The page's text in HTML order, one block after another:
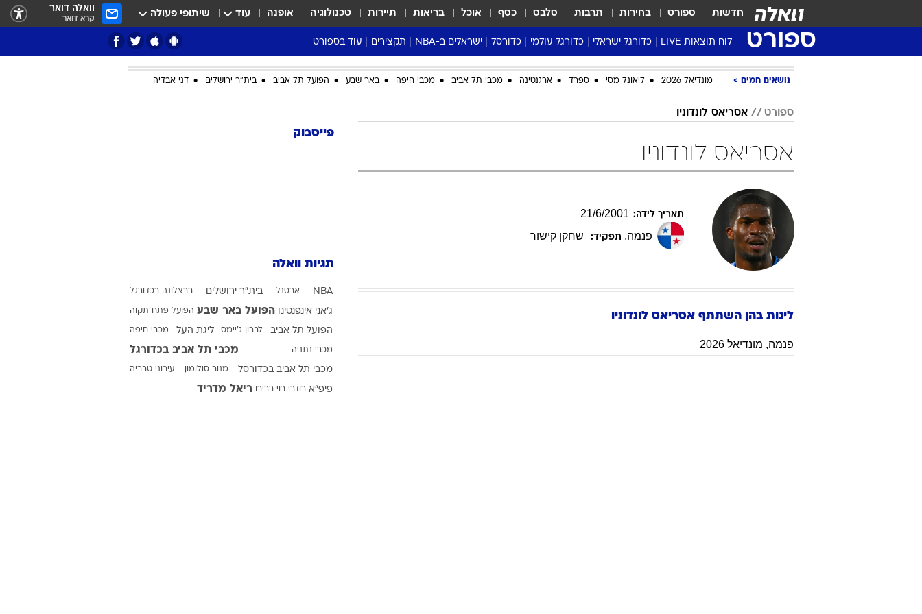
חדשות ספורט בחירות תרבות סלבס כסף אוכל בריאות תיירות טכנולוגיה אופנה עוד שיתופי פעולה וואלה דואר
קרא דואר
ספורט לוח תוצאות LIVE כדורגל ישראלי
ליגת העל Winner
שגרירים
נבחרות ישראל
ליגה א'
כדורגל עולמי
ליגה אנגלית
ליגת האלופות
דרום אמריקה
כדורסל
ליגת העל
כדורסל נשים
ישראלים ב-NBA
דני אבדיה
תקצירים עוד בספורט
מונדיאל 2026
NBA
פודקאסטים
אבא של שבת
פוקר
ענפים נוספים
לוח שידורים
החידה של ספורט1
ארכיון מדורים מחוץ לקווים
4-4-2 כתבו לנו
נושאים חמים מונדיאל 2026 ליאונל מסי ספרד ארגנטינה מכבי תל אביב מכבי חיפה באר שבע הפועל תל אביב בית"ר ירושלים דני אבדיה
ספורט אסריאס לונדוניו
אסריאס לונדוניו
תאריך לידה: 21/6/2001
פנמה, תפקיד: שחקן קישור
ליגות בהן השתתף אסריאס לונדוניו
פנמה, מונדיאל 2026
פייסבוק
תגיות וואלה
NBA ארסנל בית"ר ירושלים ברצלונה בכדורגל
ג'אני אינפנטינו הפועל באר שבע הפועל פתח תקוה
הפועל תל אביב לברון ג'יימס ליגת העל מכבי חיפה
מכבי נתניה מכבי תל אביב בכדורגל
מכבי תל אביב בכדורסל מנור סולומון עירוני טבריה
פיפ"א רודרי רוי רביבו ריאל מדריד